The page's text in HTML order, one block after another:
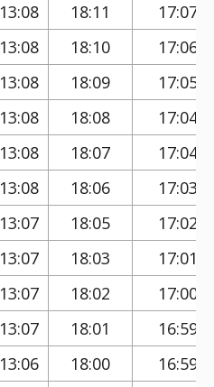
13:08 18:11
17:07
13:08 18:10
17:06
13:08 18:09
17:05
13:08 18:08
17:04
13:08 18:07
17:04
13:08 18:06
17:03
13:07 18:05
17:02
13:07 18:03
17:01
13:07 18:02
17:00
13:07 18:01
16:59
13:06 18:00
16:59